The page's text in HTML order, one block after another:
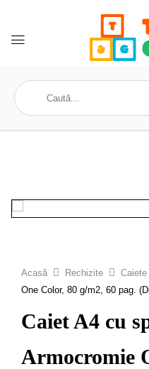
Acasă Rechizite Caiete
One Color, 80 g/m2, 60 pag.
Caiet A4 cu
Armocromie